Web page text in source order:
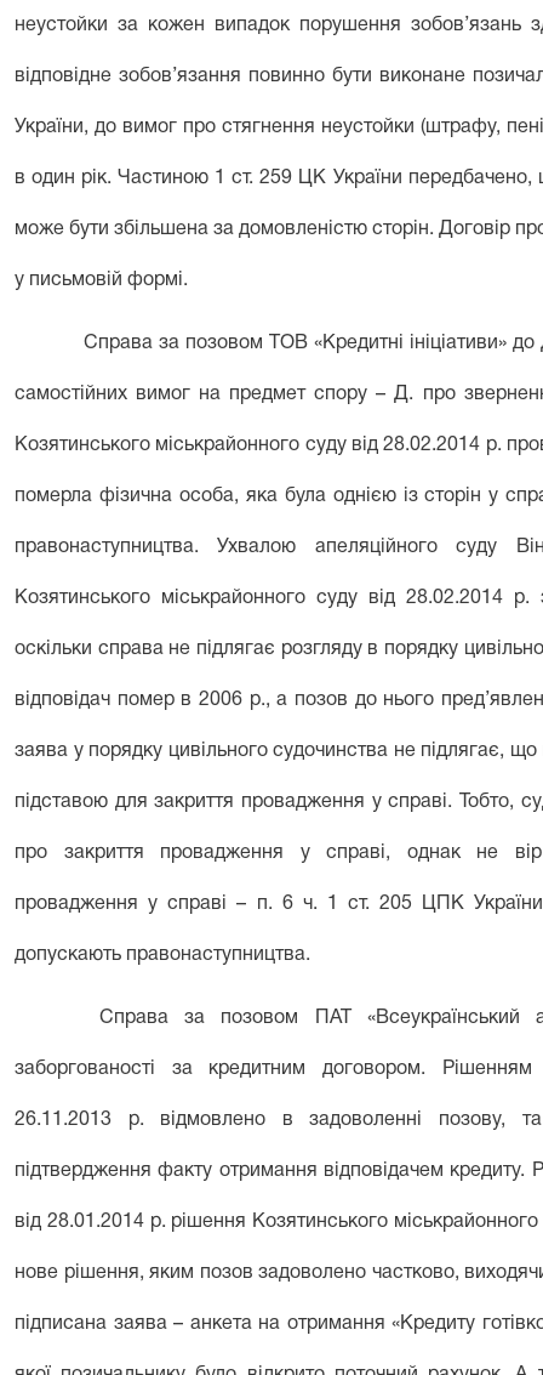
неустойки за кожен випадок порушення зобов’язань
відповідне зобов’язання повинно бути виконане
України, до вимог про стягнення неустойки (штрафу,
в один рік. Частиною 1 ст. 259 ЦК України
може бути збільшена за домовленістю сторін. Договір
у письмовій формі.
Справа за позовом ТОВ «Кредитні ініціативи»
самостійних вимог на предмет спору – Д. про
Козятинського міськрайонного суду від 28.02.2014 р.
померла фізична особа, яка була однією із сторін у
правонаступництва. Ухвалою апеляційного суду
Козятинського міськрайонного суду від 28.02.2014
оскільки справа не підлягає розгляду в порядку
відповідач помер в 2006 р., а позов до нього
заява у порядку цивільного судочинства не підлягає,
підставою для закриття провадження у справі. Тобто,
про закриття провадження у справі, однак не
провадження у справі – п. 6 ч. 1 ст. 205 ЦПК
допускають правонаступництва.
Справа за позовом ПАТ «Всеукраїнський
заборгованості за кредитним договором. Рішенням
26.11.2013 р. відмовлено в задоволенні позову,
підтвердження факту отримання відповідачем кредиту.
від 28.01.2014 р. рішення Козятинського
нове рішення, яким позов задоволено частково,
підписана заява – анкета на отримання «Кредиту